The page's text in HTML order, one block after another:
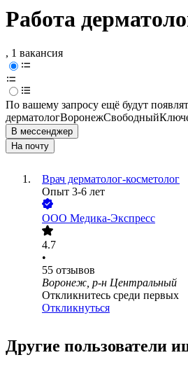
Работа
, 1 вакансия
По вашему запросу ещё будут
дерматологВоронежСвободный
В мессенджер
На почту
Врач дерматолог-косметолог
Опыт 3-6 лет
ООО Медика-Экспресс
4.7
•
55 отзывов
Воронеж, р-н Центральный
Откликнитесь среди первых
Откликнуться
Другие пользователи